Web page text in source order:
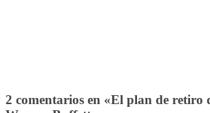
2 comentarios en «El plan de retiro